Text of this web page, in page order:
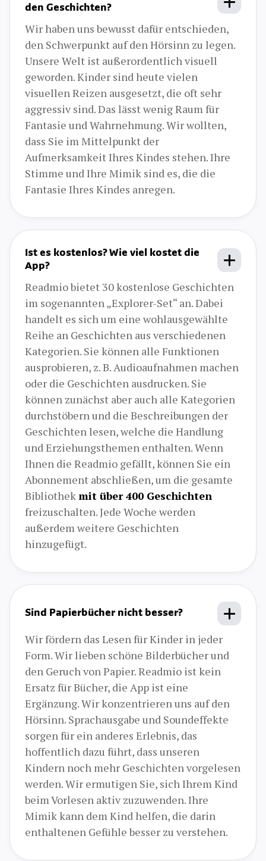
den Geschichten?
Wir haben uns bewusst dafür entschieden,
den Schwerpunkt auf den Hörsinn zu legen.
Unsere Welt ist außerordentlich visuell
geworden. Kinder sind heute vielen
visuellen Reizen ausgesetzt, die oft sehr
aggressiv sind. Das lässt wenig Raum für
Fantasie und Wahrnehmung. Wir wollten,
dass Sie im Mittelpunkt der
Aufmerksamkeit Ihres Kindes stehen. Ihre
Stimme und Ihre Mimik sind es, die die
Fantasie Ihres Kindes anregen.
Ist es kostenlos? Wie viel kostet die
App?
Readmio bietet 30 kostenlose Geschichten
im sogenannten „Explorer-Set“ an. Dabei
handelt es sich um eine wohlausgewählte
Reihe an Geschichten aus verschiedenen
Kategorien. Sie können alle Funktionen
ausprobieren, z. B. Audioaufnahmen machen
oder die Geschichten ausdrucken. Sie
können zunächst aber auch alle Kategorien
durchstöbern und die Beschreibungen der
Geschichten lesen, welche die Handlung
und Erziehungsthemen enthalten. Wenn
Ihnen die Readmio gefällt, können Sie ein
Abonnement abschließen, um die gesamte
Bibliothekmit über 400 Geschichten
freizuschalten. Jede Woche werden
außerdem weitere Geschichten
hinzugefügt.
Sind Papierbücher nicht besser?
Wir fördern das Lesen für Kinder in jeder
Form. Wir lieben schöne Bilderbücher und
den Geruch von Papier. Readmio ist kein
Ersatz für Bücher, die App ist eine
Ergänzung. Wir konzentrieren uns auf den
Hörsinn. Sprachausgabe und Soundeffekte
sorgen für ein anderes Erlebnis, das
hoffentlich dazu führt, dass unseren
Kindern noch mehr Geschichten vorgelesen
werden. Wir ermutigen Sie, sich Ihrem Kind
beim Vorlesen aktiv zuzuwenden. Ihre
Mimik kann dem Kind helfen, die darin
enthaltenen Gefühle besser zu verstehen.